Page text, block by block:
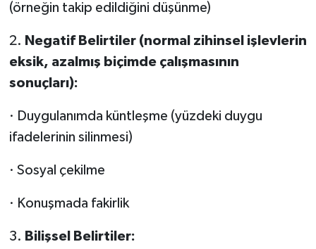
(örneğin takip edildiğini düşünme)
2. Negatif Belirtiler (normal zihinsel işlevlerin
eksik, azalmış biçimde çalışmasının
sonuçları):
· Duygulanımda küntleşme (yüzdeki duygu
ifadelerinin silinmesi)
· Sosyal çekilme
· Konuşmada fakirlik
3. Bilişsel Belirtiler: